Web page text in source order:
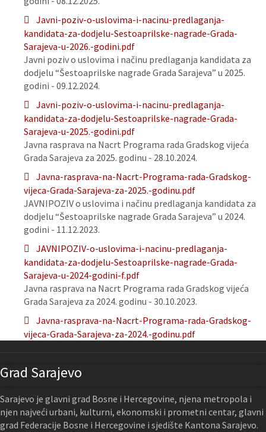
Javni-poziv-o-uslovima-i-nacinu-predlaganja-
kandidata-za-dodjelu-Sestoaprilske-nagrade-Grada-
Sarajeva-u-2026.-godini.pdf
Javni poziv o uslovima i načinu predlaganja kandidata za
dodjelu “Šestoaprilske nagrade Grada Sarajeva” u 2025.
godini - 09.12.2024.
Javni-poziv-o-uslovima-i-nacinu-predlaganja-
kandidata-za-dodjelu-Sestoaprilske-nagrade-Grada-
Sarajeva-u-2025.-godini.pdf
Javna rasprava na Nacrt Programa rada Gradskog vijeća
Grada Sarajeva za 2025. godinu - 28.10.2024.
Javna-rasprava-na-Nacrt-Programa-rada-Gradskog-
vijeca-Grada-Sarajeva-za-2025.-godinu.pdf
JAVNIPOZIV o uslovima i načinu predlaganja kandidata za
dodjelu “Šestoaprilske nagrade Grada Sarajeva” u 2024.
godini - 11.12.2023.
JAVNIPOZIV-o-uslovima-i-nacinu-predlaganja-
kandidata-za-dodjelu-Sestoaprilske-nagrade-Grada-
Sarajeva-u-2024-godini-f.pdf
Javna rasprava na Nacrt Programa rada Gradskog vijeća
Grada Sarajeva za 2024. godinu - 30.10.2023.
Javna-rasprava-na-Nacrt-Programa-rada-Gradskog-
vijeca-Grada-Sarajeva-za-2024.-godinu.pdf
Grad Sarajevo
Sarajevo je glavni grad Bosne i Hercegovine, njena metropola i
njen najveći urbani, kulturni, ekonomski i prometni centar, glavni
grad Federacije Bosne i Hercegovine i sjedište Kantona Sarajevo.